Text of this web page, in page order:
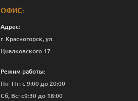
ОФИС:
Адрес:
г. Красногорск, ул.
Циалковского 17
Режим работы:
Пн–Пт: с 9:00 до 20:00
Сб, Вс: с9:30 до 18:00